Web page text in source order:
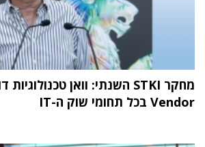
Vendor בכל תחומי שוק ה-IT